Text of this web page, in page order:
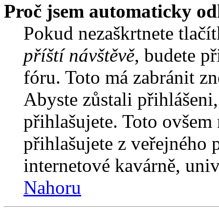
Proč jsem automaticky
Pokud nezaškrtnete
příští návštěvě, budete
fóru. Toto má zabránit
Abyste zůstali
přihlašujete. Toto
přihlašujete z veřejného
internetové kavárně,
Nahoru